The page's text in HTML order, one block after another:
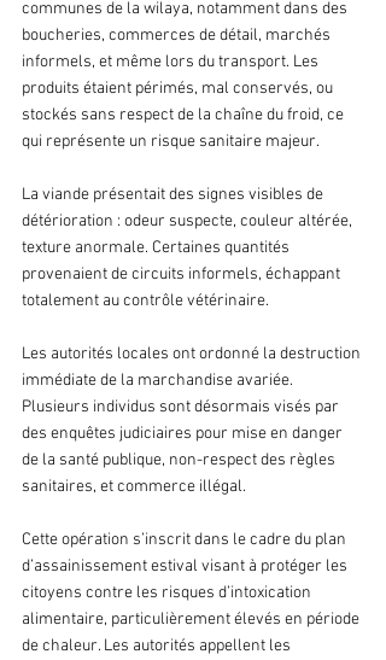
communes de la wilaya, notamment dans des
boucheries, commerces de détail, marchés
informels, et même lors du transport. Les
produits étaient périmés, mal conservés, ou
stockés sans respect de la chaîne du froid, ce
qui représente un risque sanitaire majeur.
La viande présentait des signes visibles de
détérioration : odeur suspecte, couleur altérée,
texture anormale. Certaines quantités
provenaient de circuits informels, échappant
totalement au contrôle vétérinaire.
Les autorités locales ont ordonné la destruction
immédiate de la marchandise avariée.
Plusieurs individus sont désormais visés par
des enquêtes judiciaires pour mise en danger
de la santé publique, non-respect des règles
sanitaires, et commerce illégal.
Cette opération s’inscrit dans le cadre du plan
d’assainissement estival visant à protéger les
citoyens contre les risques d’intoxication
alimentaire, particulièrement élevés en période
de chaleur. Les autorités appellent les